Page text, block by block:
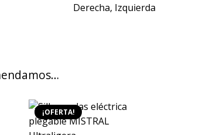
Derecha, Izquierda
¡OFERTA!